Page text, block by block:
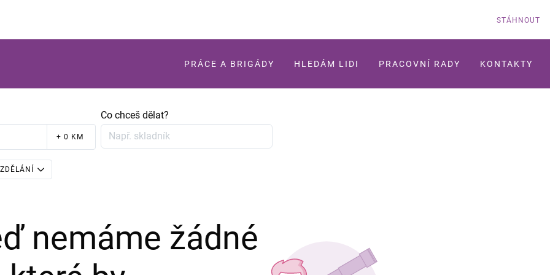
STÁHNOUT
PRÁCE A BRIGÁDY HLEDÁM LIDI PRACOVNÍ RADY KONTAKTY
+ 0 KM
Co chceš dělat?
nemáme žádné